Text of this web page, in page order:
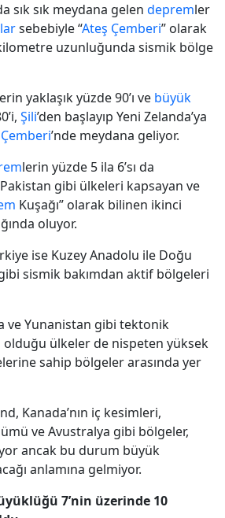
sık sık meydana gelen depremler
sebebiyle “Ateş Çemberi” olarak
uzunluğunda sismik bölge
yaklaşık yüzde 90’ı ve büyük
Şili’den başlayıp Yeni Zelanda’ya
’nde meydana geliyor.
lerin yüzde 5 ila 6’sı da
gibi ülkeleri kapsayan ve
Kuşağı” olarak bilinen ikinci
oluyor.
ise Kuzey Anadolu ile Doğu
sismik bakımdan aktif bölgeleri
ve Yunanistan gibi tektonik
ülkeler de nispeten yüksek
sahip bölgeler arasında yer
Kanada’nın iç kesimleri,
ve Avustralya gibi bölgeler,
ancak bu durum büyük
anlamına gelmiyor.
7’nin üzerinde 10